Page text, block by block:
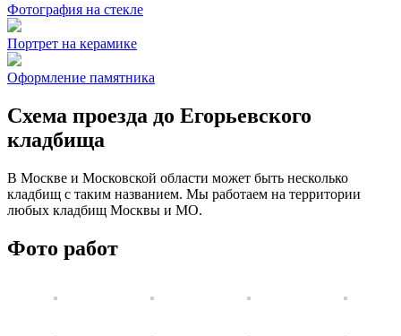
Фотография на стекле
Портрет на керамике
Оформление памятника
Схема проезда до Егорьевского
кладбища
В Москве и Московской области может быть несколько
кладбищ с таким названием. Мы работаем на территории
любых кладбищ Москвы и МО.
Фото работ